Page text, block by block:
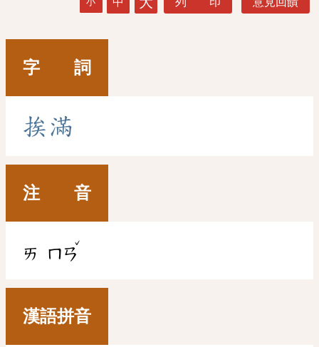
小
字 詞
挨 滿
注 音
ㄞ ㄇㄢ
ˇ
漢語拼音